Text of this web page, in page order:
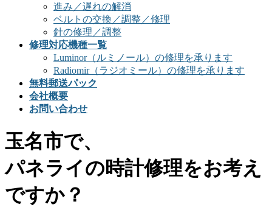
進み／遅れの解消
ベルトの交換／調整／修理
針の修理／調整
修理対応機種一覧
Luminor（ルミノール）の修理を承ります
Radiomir（ラジオミール）の修理を承ります
無料郵送パック
会社概要
お問い合わせ
玉名市で、
パネライの時計修理をお考え
ですか？